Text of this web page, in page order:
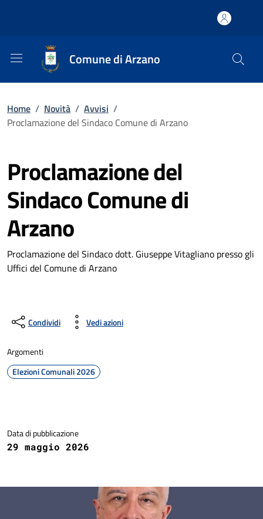
Comune di Arzano
Home / Novità / Avvisi /
Proclamazione del Sindaco Comune di Arzano
Proclamazione del
Sindaco Comune di
Arzano
Proclamazione del Sindaco dott. Giuseppe Vitagliano presso gli
Uffici del Comune di Arzano
Condividi Vedi azioni
Argomenti
Elezioni Comunali 2026
Data di pubblicazione
29 maggio 2026